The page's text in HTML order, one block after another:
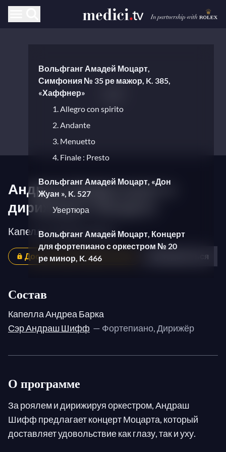
Вольфганг Амадей Моцарт,
Симфония № 35 ре мажор, K. 385,
«Хаффнер»
1. Allegro con spirito
2. Andante
3. Menuetto
4. Finale : Presto
Вольфганг Амадей Моцарт, «Дон
Жуан », K. 527
Увертюра
Вольфганг Амадей Моцарт, Концерт
для фортепиано с оркестром № 20
ре минор, K. 466
Иоганн Себастьян Бах,
минор, BWV 903
Fuga
Андраш Шифф играет и
дирижирует Моцарта
Капелла Андреа Барка
Доступно для подписчиков Поделиться
Состав
Капелла Андреа Барка
Сэр Андраш Шифф — Фортепиано, Дирижёр
О программе
За роялем и дирижируя оркестром, Андраш
Шифф предлагает концерт Моцарта, который
доставляет удовольствие как глазу, так и уху.